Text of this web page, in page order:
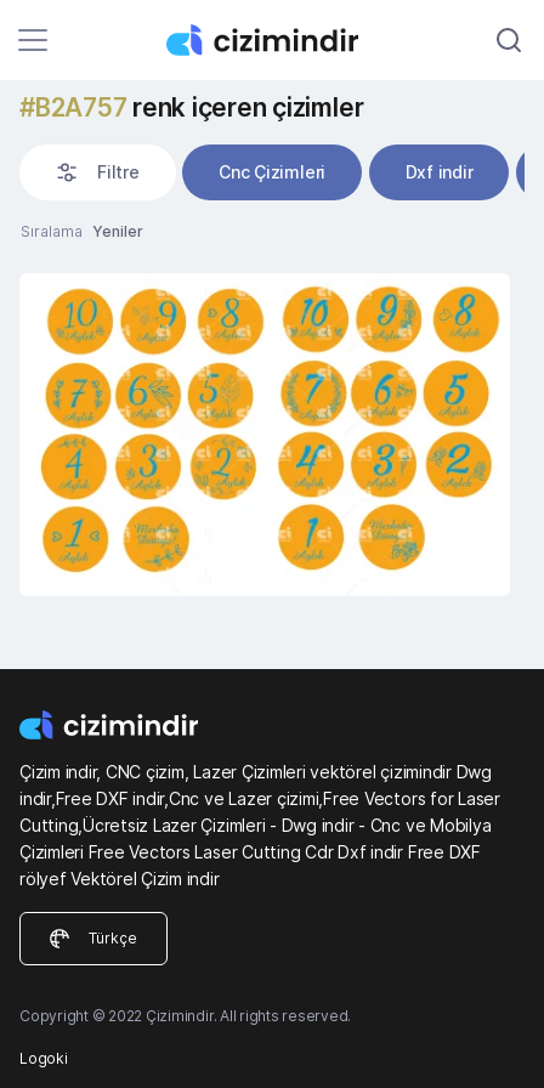
#B2A757 renk içeren çizimler
Filtre Cnc Çizimleri Dxf indir
Sıralama Yeniler
Çizim indir, CNC çizim, Lazer Çizimleri vektörel çizimindir Dwg
indir,Free DXF indir,Cnc ve Lazer çizimi,Free Vectors for Laser
Cutting,Ücretsiz Lazer Çizimleri - Dwg indir - Cnc ve Mobilya
Çizimleri Free Vectors Laser Cutting Cdr Dxf indir Free DXF
rölyef Vektörel Çizim indir
Türkçe
Copyright © 2022 Çizimindir. All rights reserved.
Logoki